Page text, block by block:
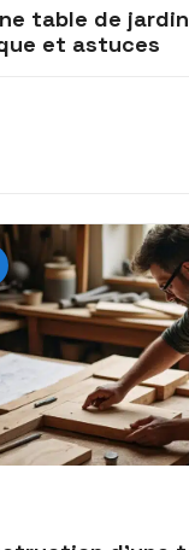
table de
et astuces